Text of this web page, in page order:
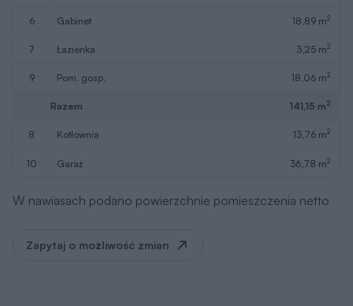
6 gabinet 18,89 m2
7 łazienka 3,25 m2
9 pom. gosp. 18,06 m2
Razem 141,15 m2
8 kotłownia 13,76 m2
10 garaż 36,78 m2
W nawiasach podano powierzchnie pomieszczenia netto
Zapytaj o możliwość zmian